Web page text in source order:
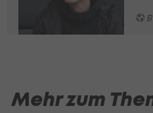
Mehr zum